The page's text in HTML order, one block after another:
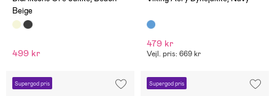
Beige
499 kr
479 kr
Vejl. pris: 669 kr
Supergod pris Supergod pris